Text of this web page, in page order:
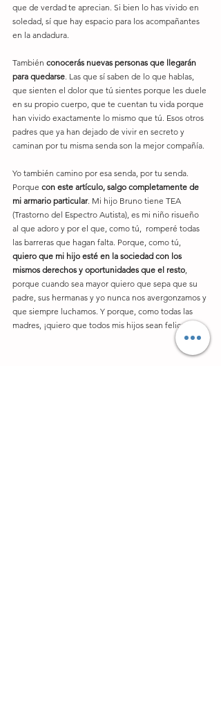
que de verdad te aprecian. Si bien lo has vivido en
soledad, sí que hay espacio para los acompañantes
en la andadura.
También conocerás nuevas personas que llegarán
para quedarse. Las que sí saben de lo que hablas,
que sienten el dolor que tú sientes porque les duele
en su propio cuerpo, que te cuentan tu vida porque
han vivido exactamente lo mismo que tú. Esos otros
padres que ya han dejado de vivir en secreto y
caminan por tu misma senda son la mejor compañía.
Yo también camino por esa senda, por tu senda.
Porque con este artículo, salgo completamente de
mi armario particular. Mi hijo Bruno tiene TEA
(Trastorno del Espectro Autista), es mi niño risueño
al que adoro y por el que, como tú,  romperé todas
las barreras que hagan falta. Porque, como tú,
quiero que mi hijo esté en la sociedad con los
mismos derechos y oportunidades que el resto,
porque cuando sea mayor quiero que sepa que su
padre, sus hermanas y yo nunca nos avergonzamos y
que siempre luchamos. Y porque, como todas las
madres, ¡quiero que todos mis hijos sean felices!